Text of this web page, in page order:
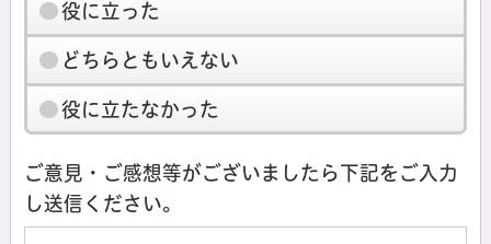
役に立った
どちらともいえない
役に立たなかった
ご意見・ご感想等がございましたら下記をご入力
し送信ください。